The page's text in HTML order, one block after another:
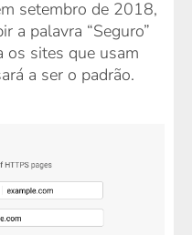
setembro de 2018,
a palavra “Seguro”
os sites que usam
a ser o padrão.